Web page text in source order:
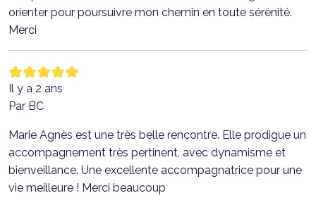
orienter pour poursuivre mon chemin en toute sérénité.
Merci
Il y a 2 ans
Par BC
Marie Agnès est une très belle rencontre. Elle prodigue un
accompagnement très pertinent, avec dynamisme et
bienveillance. Une excellente accompagnatrice pour une
vie meilleure ! Merci beaucoup